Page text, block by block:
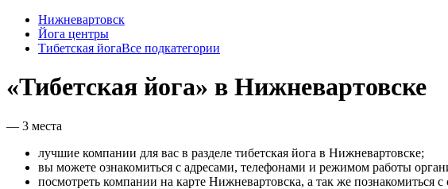
Нижневартовск
Йога центры
Тибетская йогаВсе подкатегории
«Тибетская йога» в Нижневартовске
— 3 места
лучшие компании для вас в разделе тибетская йога в Нижневартовске;
вы можете ознакомиться с адресами, телефонами и режимом работы
посмотреть компании на карте Нижневартовска, а так же познакомиться